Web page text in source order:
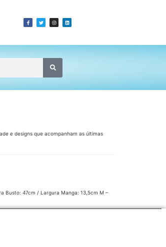
e designs que acompanham as últimas
Busto: 47cm / Largura Manga: 13,5cm M –